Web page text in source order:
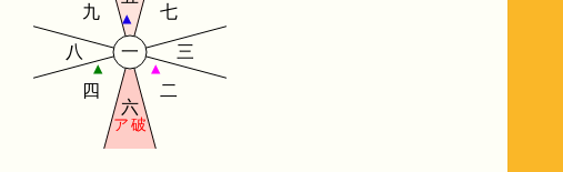
▲
▲
▲
二
三
四
六
七
八
九
一
破
ア